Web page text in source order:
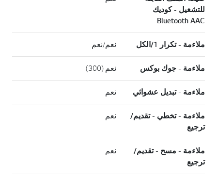
للتشغيل - كوديك
Bluetooth AAC
ملاءمة - تكرار 1/الكل نعم/نعم
ملاءمة - جوك بوكس نعم (300)
ملاءمة - تبديل عشوائي نعم
ملاءمة - تخطي - تقديم/
ترجيع
نعم
ملاءمة - مسح - تقديم/
ترجيع
نعم